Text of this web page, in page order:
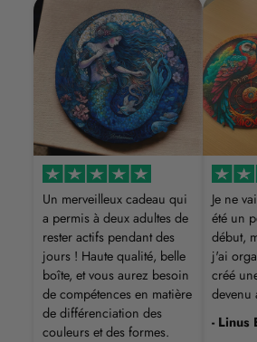
Un merveilleux cadeau qui
a permis à deux adultes de
rester actifs pendant des
jours ! Haute qualité, belle
boîte, et vous aurez besoin
de compétences en matière
de différenciation des
couleurs et des formes.
Je ne
été un
début,
j'ai
créé
devenu
- Linus